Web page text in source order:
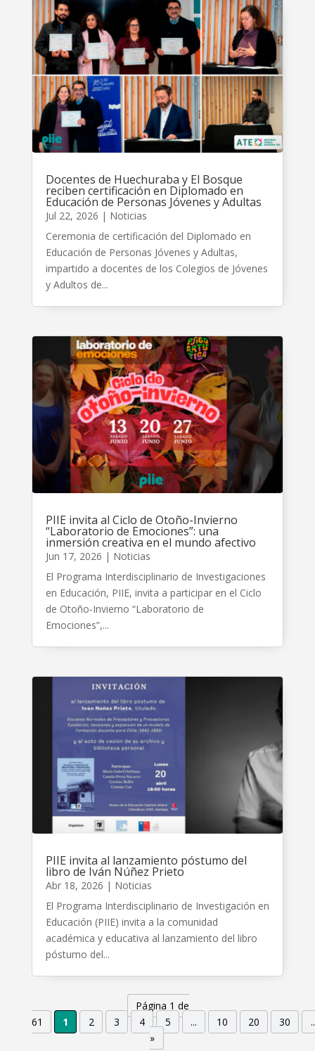
Docentes de Huechuraba y El Bosque
reciben certificación en Diplomado en
Educación de Personas Jóvenes y Adultas
Jul 22, 2026 | Noticias
Ceremonia de certificación del Diplomado en
Educación de Personas Jóvenes y Adultas,
impartido a docentes de los Colegios de Jóvenes
y Adultos de...
PIIE invita al Ciclo de Otoño-Invierno
“Laboratorio de Emociones”: una
inmersión creativa en el mundo afectivo
Jun 17, 2026 | Noticias
El Programa Interdisciplinario de Investigaciones
en Educación, PIIE, invita a participar en el Ciclo
de Otoño-Invierno “Laboratorio de
Emociones”,...
PIIE invita al lanzamiento póstumo del
libro de Iván Núñez Prieto
Abr 18, 2026 | Noticias
El Programa Interdisciplinario de Investigación en
Educación (PIIE) invita a la comunidad
académica y educativa al lanzamiento del libro
póstumo del...
Página 1 de
61
1 2 3 4 5 ... 10 20 30
»